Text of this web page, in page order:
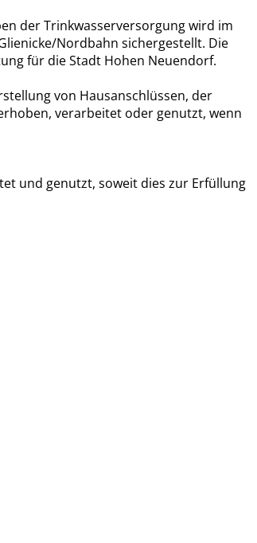
der Trinkwasserversorgung wird im
Nordbahn sichergestellt. Die
für die Stadt Hohen Neuendorf.
von Hausanschlüssen, der
verarbeitet oder genutzt, wenn
und genutzt, soweit dies zur Erfüllung